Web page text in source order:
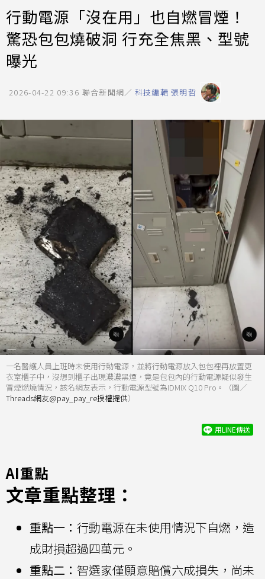
行動電源「沒在用」也自燃冒煙！
驚恐包包燒破洞 行充全焦黑、型號
曝光
2026-04-22 09:36 聯合新聞網／ 科技編輯 張明哲
一名醫護人員上班時未使用行動電源，並將行動電源放入包包裡再放置更
衣室櫃子中，沒想到櫃子出現濃濃黑煙，竟是包包內的行動電源疑似發生
冒煙燃燒情況，該名網友表示，行動電源型號為IDMIX Q10 Pro。（圖／
Threads網友@pay_pay_re授權提供）
用LINE傳送
AI重點
文章重點整理：
重點一： 行動電源在未使用情況下自燃，造
成財損超過四萬元。
重點二： 智選家僅願意賠償六成損失，尚未